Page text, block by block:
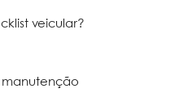
veicular?
manutenção